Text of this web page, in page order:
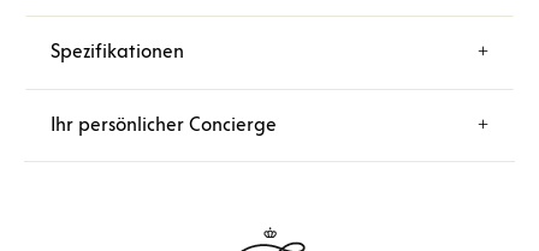
Spezifikationen
Ihr persönlicher Concierge